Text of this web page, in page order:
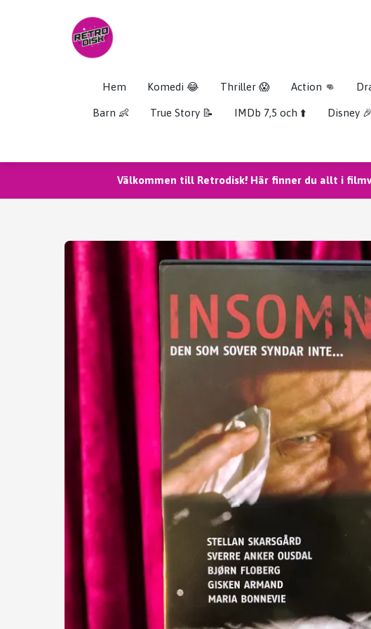
Hem Komedi 😂 Thriller 😱 Action 👊
Barn 👶 True Story 📝 IMDb 7,5 och ⬆️ Disney 🎉
Välkommen till Retrodisk! Här finner du allt i